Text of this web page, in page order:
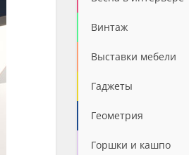
Винтаж
Выставки мебели
Гаджеты
Геометрия
Горшки и кашпо